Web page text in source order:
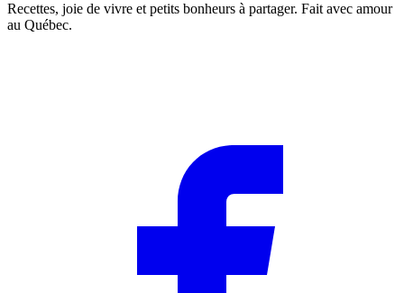
Recettes, joie de vivre et petits bonheurs à partager. Fait avec amour
au Québec.